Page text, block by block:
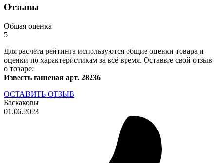
Отзывы
Общая оценка
5
Для расчёта рейтинга используются общие оценки товара и
оценки по характеристикам за всё время. Оставьте свой отзыв
о товаре:
Известь гашеная арт. 28236
ОСТАВИТЬ ОТЗЫВ
Баскаковы
01.06.2023